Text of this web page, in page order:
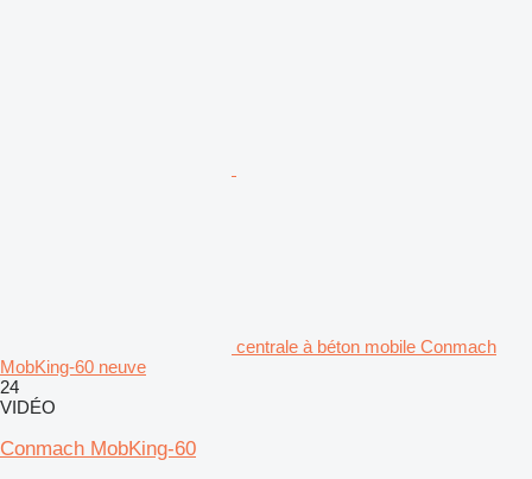
centrale à béton mobile Conmach
MobKing-60 neuve
24
VIDÉO
Conmach MobKing-60